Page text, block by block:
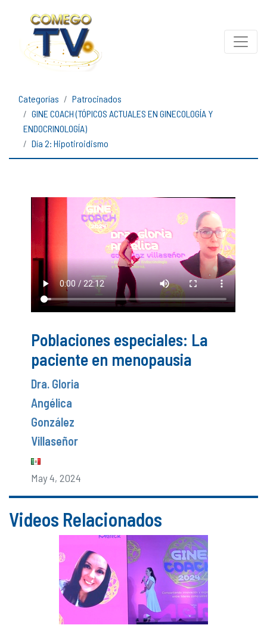
Categorías
Patrocinados
GINE COACH (TÓPICOS ACTUALES EN GINECOLOGÍA Y
ENDOCRINOLOGÍA)
Día 2: Hipotiroidismo
Poblaciones especiales: La
paciente en menopausia
Dra. Gloria
Angélica
González
Villaseñor
May 4, 2024
Videos Relacionados